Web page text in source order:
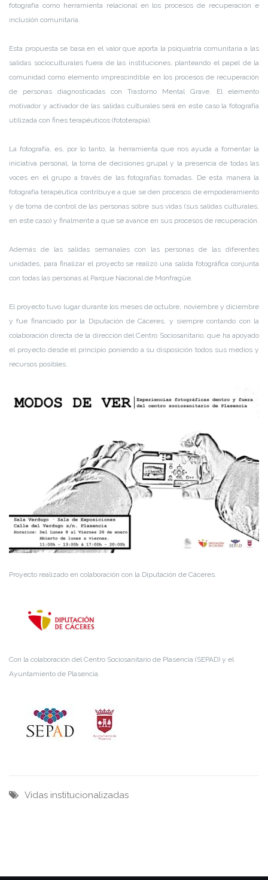
fotografía como herramienta relacional en los procesos de recuperación e
inclusión comunitaria.
Esta propuesta se basa en el valor que aporta la psiquiatría comunitaria a las
salidas socioculturales fuera de las instituciones, planteando el papel de la
comunidad como elemento imprescindible en los procesos de recuperación
de personas diagnosticadas con Trastorno Mental Grave. El elemento
motivador y activador de las salidas culturales será en este caso la fotografía
utilizada con fines terapéuticos (fototerapia).
La fotografía, es, por lo tanto, la herramienta que nos ayuda a fomentar la
iniciativa personal, la toma de decisiones grupal y la presencia de todas las
voces en el grupo a través de las fotografías tomadas. De esta manera la
fotografía terapéutica contribuye a que se den procesos de empoderamiento
y de toma de control de las personas sobre sus vidas (sus salidas culturales,
en este caso) y finalmente a que se avance en sus procesos de recuperación.
Además de las salidas semanales con las personas de las diferentes
unidades, para finalizar el proyecto se realizó una salida fotográfica conjunta
con todas las personas al Parque Nacional de Monfragüe.
El proyecto tuvo lugar durante los meses de octubre, noviembre y diciembre
y fue financiado por la Diputación de Cáceres, y siempre contando con la
colaboración directa de la dirección del Centro Sociosanitario, que ha apoyado
el proyecto desde el principio poniendo a su disposición todos sus medios y
recursos posibles.
Proyecto realizado en colaboración con la Diputación de Cáceres.
Con la colaboración del Centro Sociosanitario de Plasencia (SEPAD) y el
Ayuntamiento de Plasencia.
Vidas institucionalizadas